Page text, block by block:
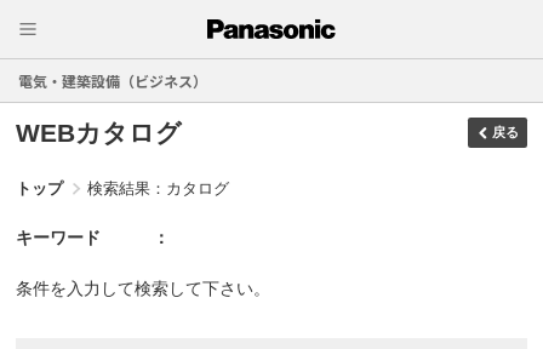
電気・建築設備（ビジネス）
WEBカタログ 戻る
トップ 検索結果：カタログ
キーワード
条件を入力して検索して下さい。